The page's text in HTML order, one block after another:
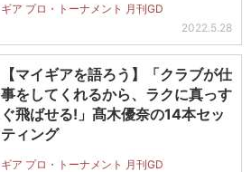
ギア プロ・トーナメント 月刊GD
2022.5.28
【マイギアを語ろう】「クラブが仕
事をしてくれるから、ラクに真っす
ぐ飛ばせる!」髙木優奈の14本セッ
ティング
ギア プロ・トーナメント 月刊GD